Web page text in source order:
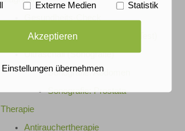
Prostatakrebsvorsorge (PSA-Test)
Ultraschall (Sonografie)
Sonografie: Abdomen
Sonografie: Prostata
Therapie
Antirauchertherapie
Externe Medien Statistik
Akzeptieren
Einstellungen übernehmen